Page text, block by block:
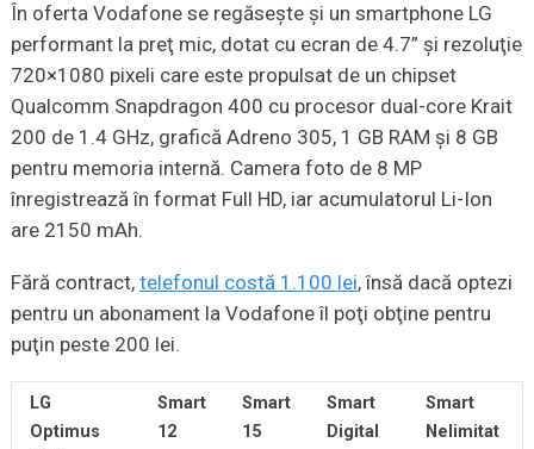
În oferta Vodafone se regăseşte şi un smartphone LG
performant la preţ mic, dotat cu ecran de 4.7” şi rezoluţie
720×1080 pixeli care este propulsat de un chipset
Qualcomm Snapdragon 400 cu procesor dual-core Krait
200 de 1.4 GHz, grafică Adreno 305, 1 GB RAM şi 8 GB
pentru memoria internă. Camera foto de 8 MP
înregistrează în format Full HD, iar acumulatorul Li-Ion
are 2150 mAh.
Fără contract, telefonul costă 1.100 lei, însă dacă optezi
pentru un abonament la Vodafone îl poţi obţine pentru
puţin peste 200 lei.
LG
Optimus
Smart
12
Smart
15
Smart
Digital
Smart
Nelimitat